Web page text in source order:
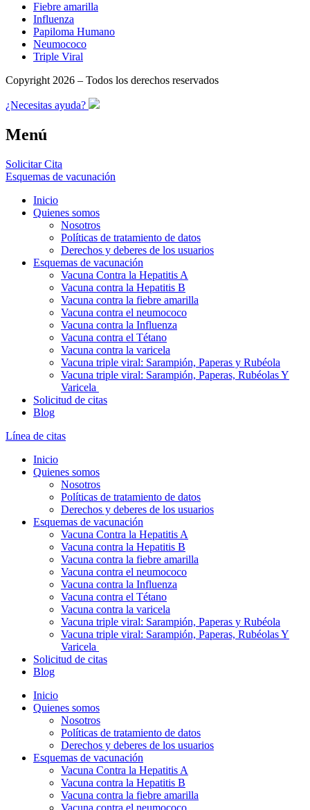
Fiebre amarilla
Influenza
Papiloma Humano
Neumococo
Triple Viral
Copyright 2026 – Todos los derechos reservados
¿Necesitas ayuda?
Menú
Solicitar Cita
Esquemas de vacunación
Inicio
Quienes somos
Nosotros
Políticas de tratamiento de datos
Derechos y deberes de los usuarios
Esquemas de vacunación
Vacuna Contra la Hepatitis A
Vacuna contra la Hepatitis B
Vacuna contra la fiebre amarilla
Vacuna contra el neumococo
Vacuna contra la Influenza
Vacuna contra el Tétano
Vacuna contra la varicela
Vacuna triple viral: Sarampión, Paperas y Rubéola
Vacuna triple viral: Sarampión, Paperas, Rubéolas Y
Varicela
Solicitud de citas
Blog
Línea de citas
Inicio
Quienes somos
Nosotros
Políticas de tratamiento de datos
Derechos y deberes de los usuarios
Esquemas de vacunación
Vacuna Contra la Hepatitis A
Vacuna contra la Hepatitis B
Vacuna contra la fiebre amarilla
Vacuna contra el neumococo
Vacuna contra la Influenza
Vacuna contra el Tétano
Vacuna contra la varicela
Vacuna triple viral: Sarampión, Paperas y Rubéola
Vacuna triple viral: Sarampión, Paperas, Rubéolas Y
Varicela
Solicitud de citas
Blog
Inicio
Quienes somos
Nosotros
Políticas de tratamiento de datos
Derechos y deberes de los usuarios
Esquemas de vacunación
Vacuna Contra la Hepatitis A
Vacuna contra la Hepatitis B
Vacuna contra la fiebre amarilla
Vacuna contra el neumococo